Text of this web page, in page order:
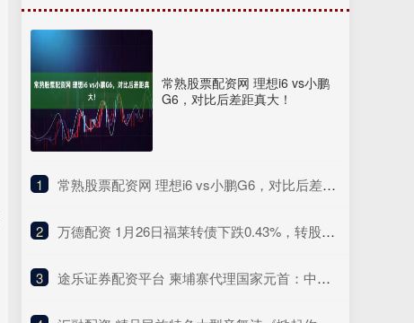
常熟股票配资网 理想i6 vs小鹏
G6，对比后差距真大！
1 ​常熟股票配资网 理想i6 vs小鹏G6，对比后差距真大！
2 ​万德配资 1月26日福莱转债下跌0.43%，转股溢价率206.82%
3 ​途乐证券配资平台 柬埔寨代理国家元首：中国为地区及全球经济增长做出重大贡献